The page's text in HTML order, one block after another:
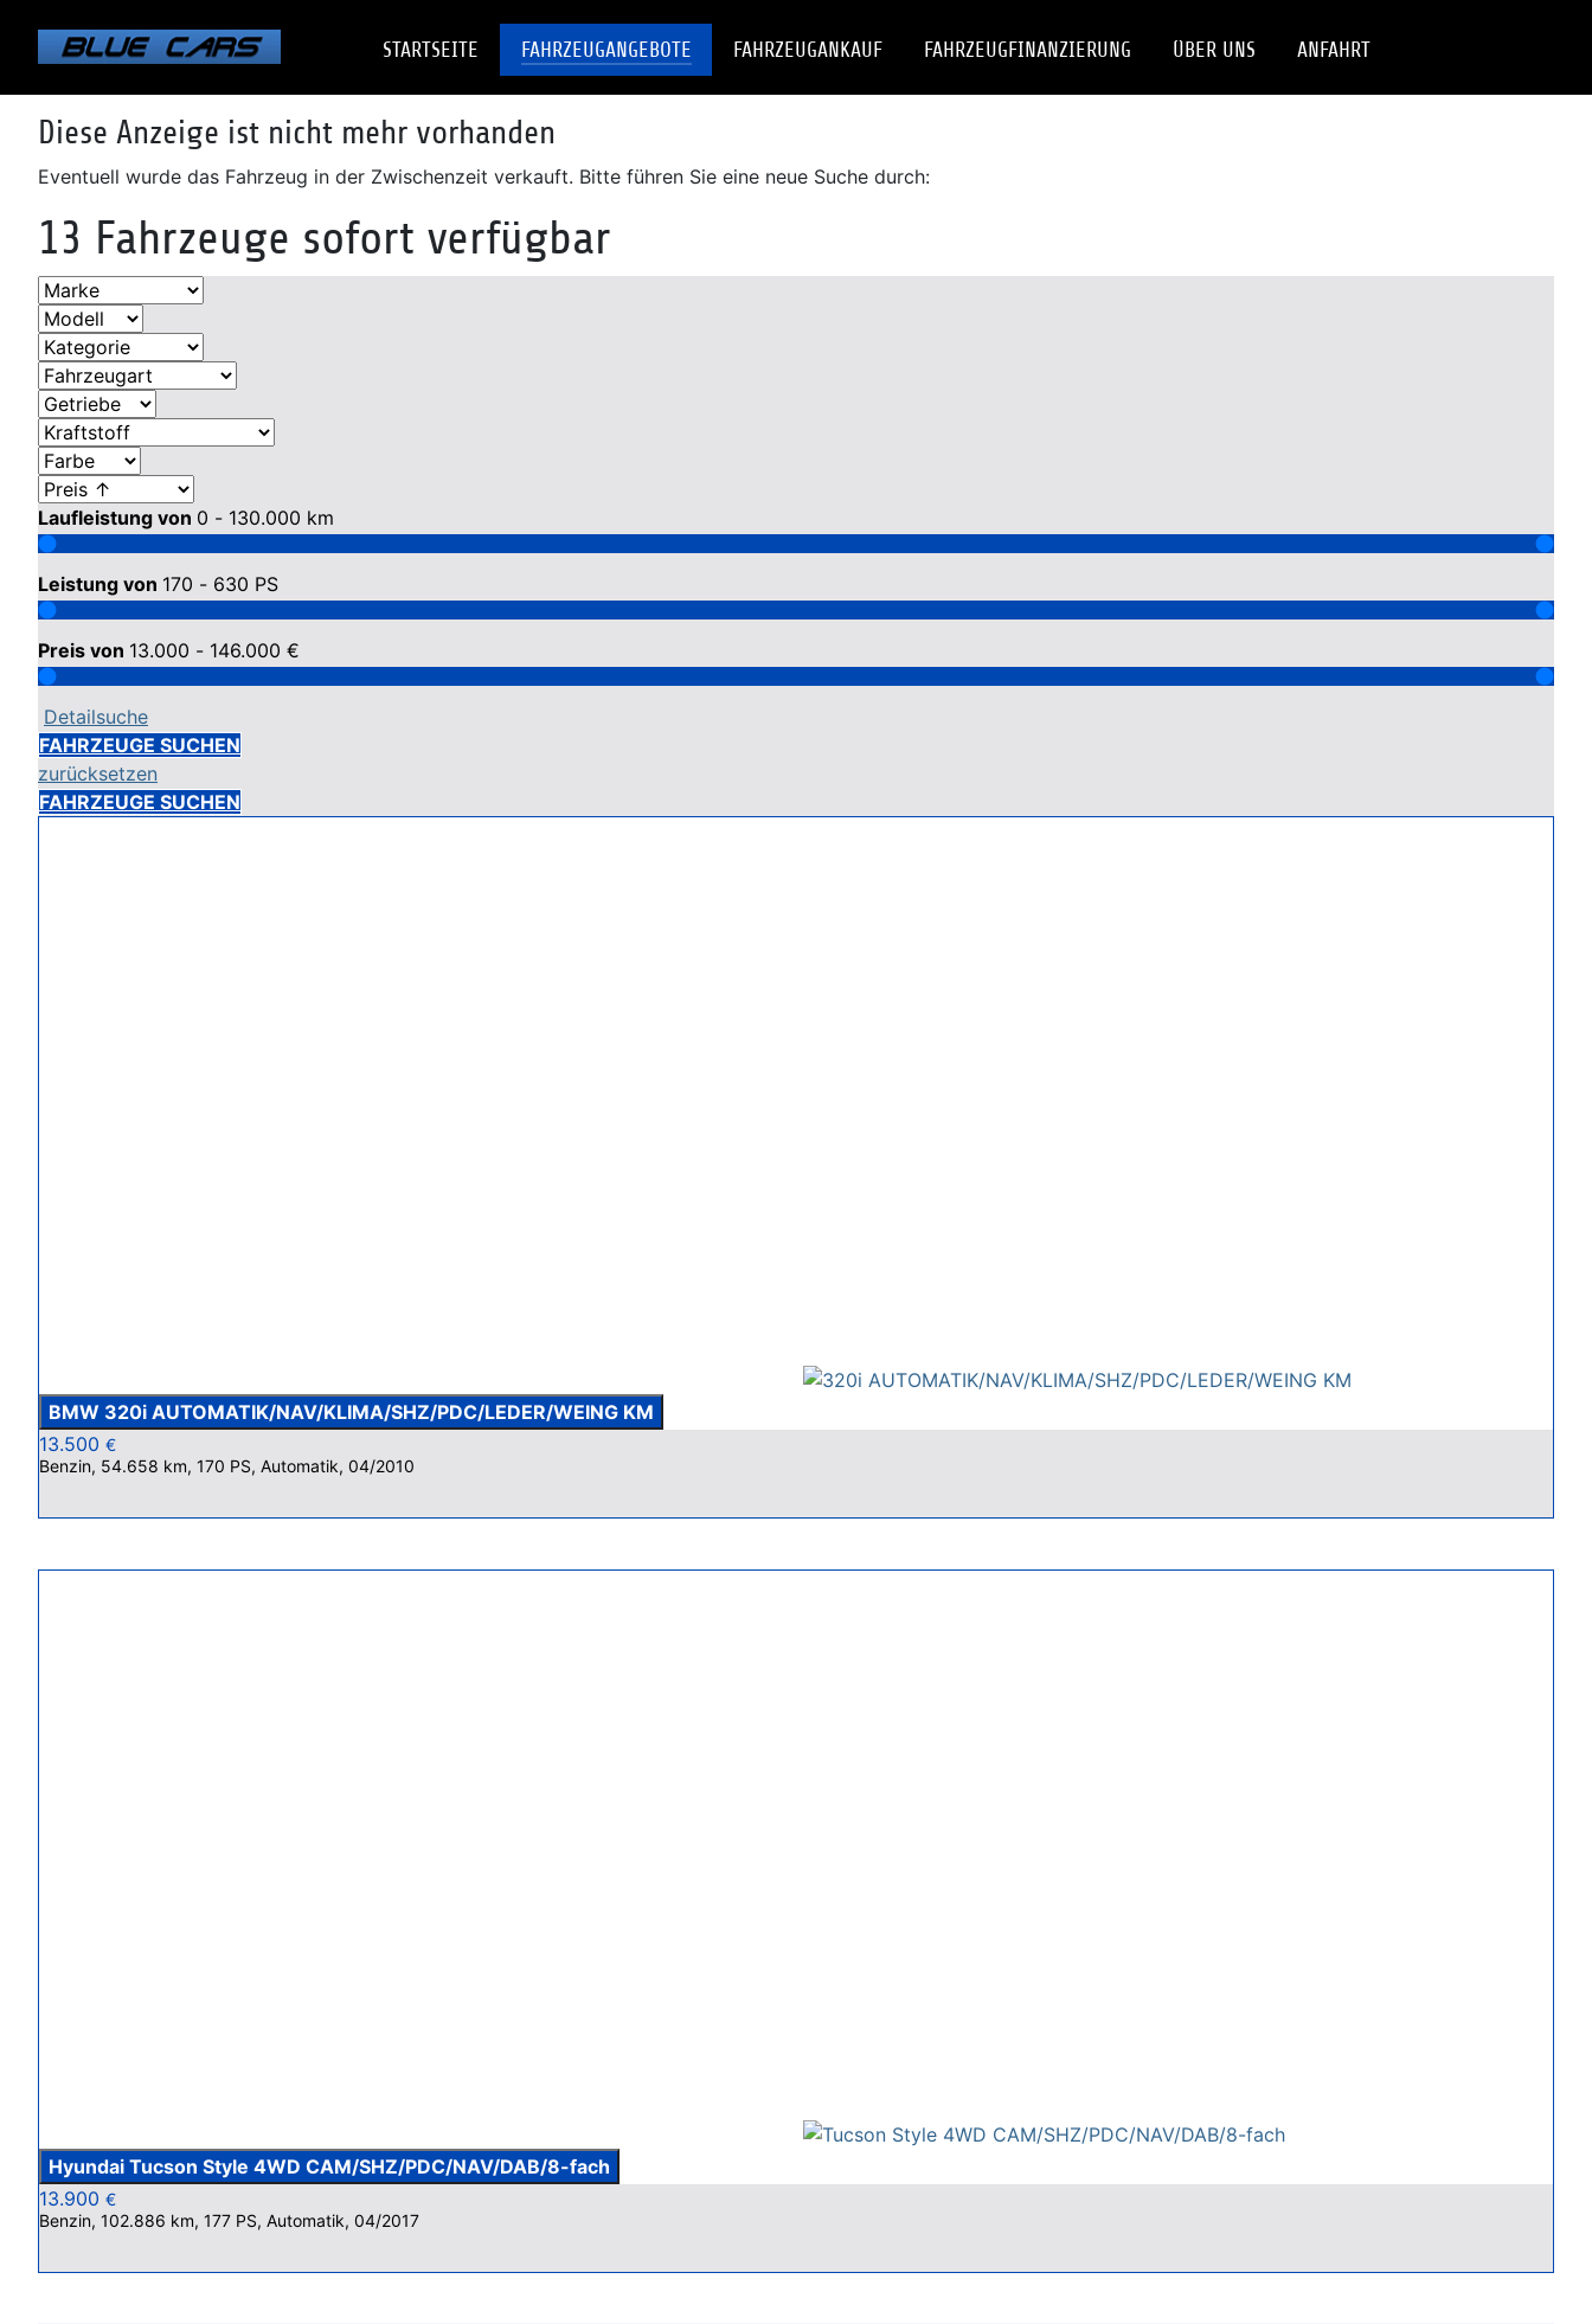
STARTSEITE FAHRZEUGANGEBOTE FAHRZEUGANKAUF FAHRZEUGFINANZIERUNG ÜBER UNS ANFAHRT
Diese Anzeige ist nicht mehr vorhanden
Eventuell wurde das Fahrzeug in der Zwischenzeit verkauft. Bitte führen Sie eine neue Suche durch:
13 Fahrzeuge sofort verfügbar
Laufleistung von 0 - 130.000 km
Leistung von 170 - 630 PS
Preis von 13.000 - 146.000 €
Detailsuche
FAHRZEUGE SUCHEN
zurücksetzen
FAHRZEUGE SUCHEN
BMW 320i AUTOMATIK/NAV/KLIMA/SHZ/PDC/LEDER/WEING KM
13.500 €
Benzin, 54.658 km, 170 PS, Automatik, 04/2010
Hyundai Tucson Style 4WD CAM/SHZ/PDC/NAV/DAB/8-fach
13.900 €
Benzin, 102.886 km, 177 PS, Automatik, 04/2017